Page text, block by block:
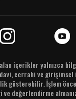
içerikler yalnızca
cerrahi ve
gösterebilir. İşlem
ve değerlendirme